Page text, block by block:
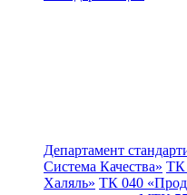
Департамент
Система Качества» ТК
Халяль» ТК 040